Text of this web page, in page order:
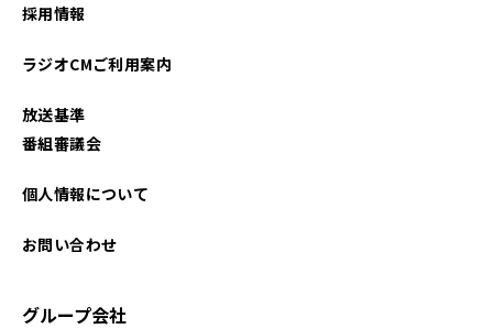
2024年03月
採用情報
ラジオCMご利用案内
放送基準
番組審議会
個人情報について
お問い合わせ
グループ会社